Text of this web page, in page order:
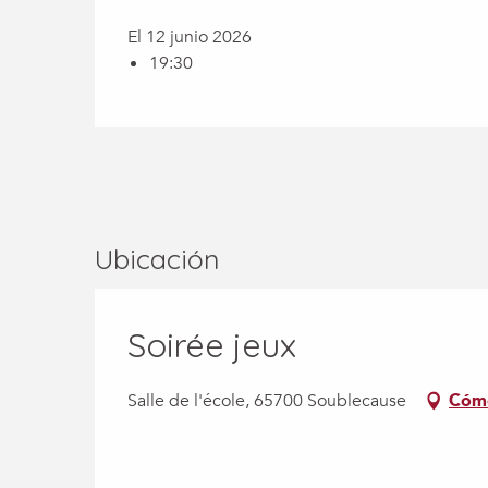
El 12 junio 2026
19:30
Ubicación
Soirée jeux
Salle de l'école, 65700 Soublecause